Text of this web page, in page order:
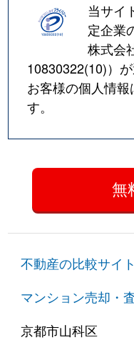
当サイ
定企業
株式会
10830322(10)）
お客様の個人情
す。
不動産の比較サイ
マンション売却・
京都市山科区